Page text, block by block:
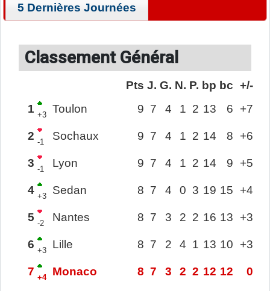
5 Dernières Journées
Classement Général
Pts J. G. N. P. bp bc +/-
1 +3 Toulon 9 7 4 1 2 13 6 +7
2 -1 Sochaux 9 7 4 1 2 14 8 +6
3 -1 Lyon 9 7 4 1 2 14 9 +5
4 +3 Sedan 8 7 4 0 3 19 15 +4
5 -2 Nantes 8 7 3 2 2 16 13 +3
6 +3 Lille 8 7 2 4 1 13 10 +3
7 +4 Monaco 8 7 3 2 2 12 12 0